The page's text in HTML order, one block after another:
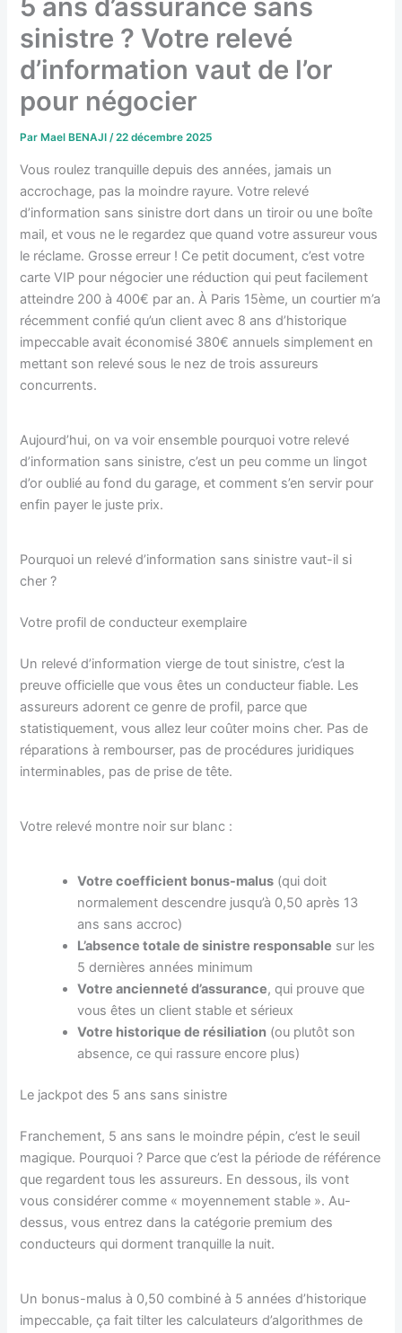
5 ans d’assurance sans
sinistre ? Votre relevé
d’information vaut de l’or
pour négocier
Par Mael BENAJI/22 décembre 2025
Vous roulez tranquille depuis des années, jamais un
accrochage, pas la moindre rayure. Votre relevé
d’information sans sinistre dort dans un tiroir ou une boîte
mail, et vous ne le regardez que quand votre assureur vous
le réclame. Grosse erreur ! Ce petit document, c’est votre
carte VIP pour négocier une réduction qui peut facilement
atteindre 200 à 400€ par an. À Paris 15ème, un courtier m’a
récemment confié qu’un client avec 8 ans d’historique
impeccable avait économisé 380€ annuels simplement en
mettant son relevé sous le nez de trois assureurs
concurrents.
Aujourd’hui, on va voir ensemble pourquoi votre relevé
d’information sans sinistre, c’est un peu comme un lingot
d’or oublié au fond du garage, et comment s’en servir pour
enfin payer le juste prix.
Pourquoi un relevé d’information sans sinistre vaut-il si
cher ?
Votre profil de conducteur exemplaire
Un relevé d’information vierge de tout sinistre, c’est la
preuve officielle que vous êtes un conducteur fiable. Les
assureurs adorent ce genre de profil, parce que
statistiquement, vous allez leur coûter moins cher. Pas de
réparations à rembourser, pas de procédures juridiques
interminables, pas de prise de tête.
Votre relevé montre noir sur blanc :
Votre coefficient bonus-malus (qui doit
normalement descendre jusqu’à 0,50 après 13
ans sans accroc)
L’absence totale de sinistre responsable sur les
5 dernières années minimum
Votre ancienneté d’assurance, qui prouve que
vous êtes un client stable et sérieux
Votre historique de résiliation (ou plutôt son
absence, ce qui rassure encore plus)
Le jackpot des 5 ans sans sinistre
Franchement, 5 ans sans le moindre pépin, c’est le seuil
magique. Pourquoi ? Parce que c’est la période de référence
que regardent tous les assureurs. En dessous, ils vont
vous considérer comme « moyennement stable ». Au-
dessus, vous entrez dans la catégorie premium des
conducteurs qui dorment tranquille la nuit.
Un bonus-malus à 0,50 combiné à 5 années d’historique
impeccable, ça fait tilter les calculateurs d’algorithmes de